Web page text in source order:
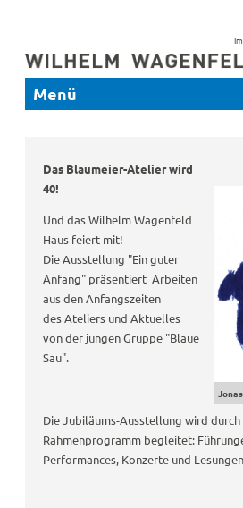
Menü
Das Blaumeier-Atelier wird
40!
Und das Wilhelm Wagenfeld
Haus feiert mit!
Die Ausstellung "Ein guter
Anfang" präsentiert Arbeiten
aus den Anfangszeiten
des Ateliers und Aktuelles
von der jungen Gruppe "Blaue
Sau".
Die Jubiläums-Ausstellung wird
Rahmenprogramm begleitet:
Performances, Konzerte und